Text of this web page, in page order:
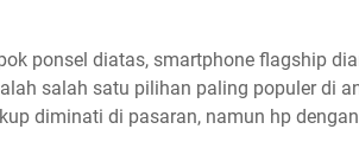
ponsel diatas, smartphone flagship
salah satu pilihan paling populer di
diminati di pasaran, namun hp